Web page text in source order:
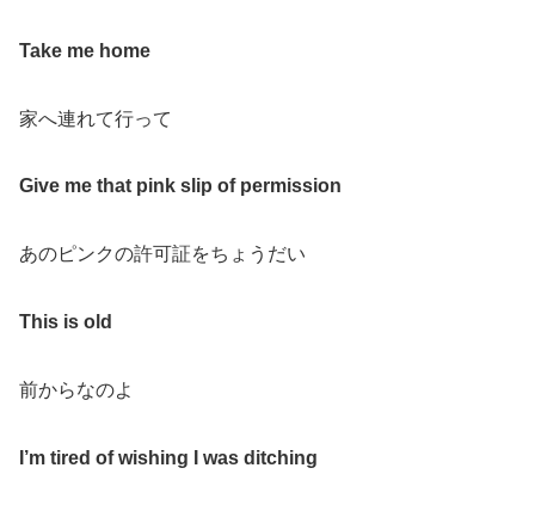
Take me home
家へ連れて行って
Give me that pink slip of permission
あのピンクの許可証をちょうだい
This is old
前からなのよ
’m tired of wishing I was ditching